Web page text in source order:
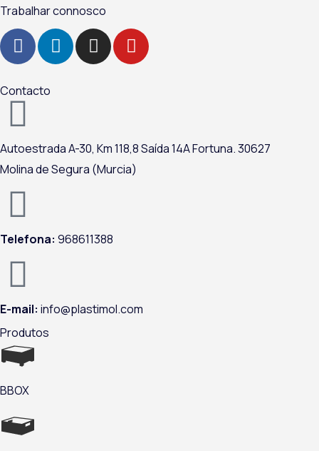
Trabalhar connosco
F
a
c
e
b
o
o
k
L
i
n
i
n
I
n
s
r
a
m
Y
o
u
e
Contacto
Autoestrada A-30, Km 118,8Saída 14A Fortuna.30627
Molina de Segura (Murcia)
Telefona: 968611388
E-mail: info@plastimol.com
Produtos
BBOX